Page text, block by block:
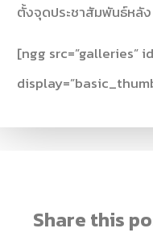
ตั้งจุดประชาสัมพันธ์หลั
[ngg src=”galleries”
Share this